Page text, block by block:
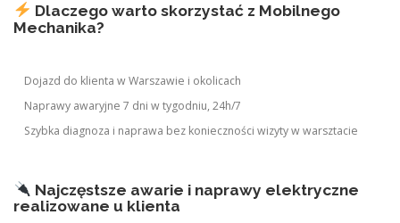
Dlaczego warto skorzystać z Mobilnego
Mechanika?
Dojazd do klienta w Warszawie i okolicach
Naprawy awaryjne 7 dni w tygodniu, 24h/7
Szybka diagnoza i naprawa bez konieczności wizyty w warsztacie
Najczęstsze awarie i naprawy elektryczne
realizowane u klienta